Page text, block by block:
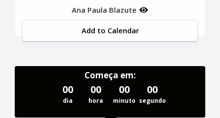
Ana Paula Blazute
Add to Calendar
Começa em:
00
dia
00
hora
00
minuto
00
segundo